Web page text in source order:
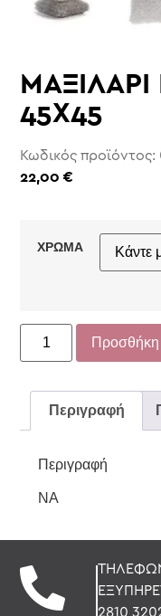
45X45
Κωδικός προϊόντος:
22,00€
ΧΡΩΜΑ
Προσθήκη
Περιγραφή
Περιγραφή
NA
2810